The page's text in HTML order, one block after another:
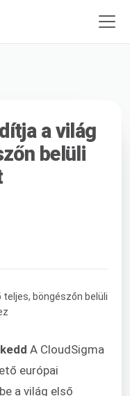
a világ
belüli
A CloudSigma
európai
a világ első